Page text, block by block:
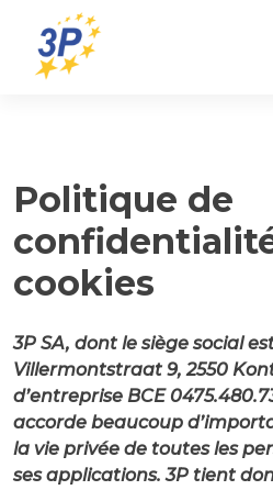
Skip
to
content
Politique de
cookies
3P SA, dont le siège social
Villermontstraat 9, 2550
d’entreprise BCE
accorde beaucoup
la vie privée de toutes les
ses applications. 3P tient